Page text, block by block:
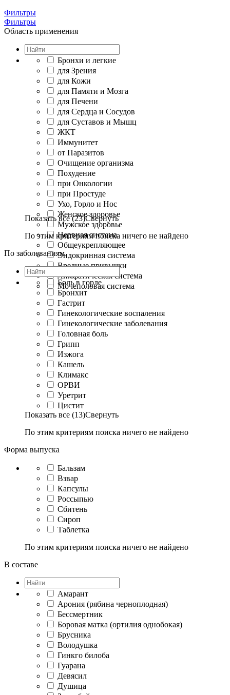
Фильтры
Фильтры
Область применения
Бронхи и легкие
для Зрения
для Кожи
для Памяти и Мозга
для Печени
для Сердца и Сосудов
для Суставов и Мышц
ЖКТ
Иммунитет
от Паразитов
Очищение организма
Похудение
при Онкологии
при Простуде
Ухо, Горло и Нос
Женское здоровье
Мужское здоровье
Нервная система
Общеукрепляющее
Эндокринная система
Вредные привычки
Лимфатическая система
Мочеполовая система
Показать все (23)Свернуть
По этим критериям поиска ничего не найдено
По заболеваниям
Боль в горле
Бронхит
Гастрит
Гинекологические воспаления
Гинекологические заболевания
Головная боль
Грипп
Изжога
Кашель
Климакс
ОРВИ
Уретрит
Цистит
Показать все (13)Свернуть
По этим критериям поиска ничего не найдено
Форма выпуска
Бальзам
Взвар
Капсулы
Россыпью
Сбитень
Сироп
Таблетка
По этим критериям поиска ничего не найдено
В составе
Амарант
Арония (рябина черноплодная)
Бессмертник
Боровая матка (ортилия однобокая)
Брусника
Володушка
Гинкго билоба
Гуарана
Девясил
Душица